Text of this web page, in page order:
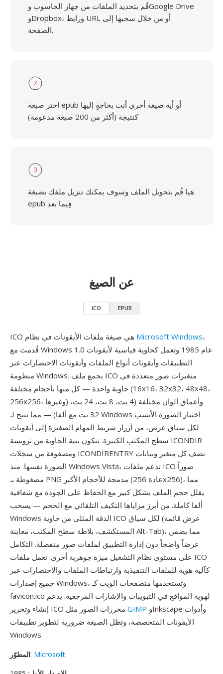
قُم بتحديد الملفات من جهاز الحاسوب وGoogle Drive
وDropbox، ورابط URL أو من خلال سحبها إلى
الصفحة.
2
اختر صيغة epub أو أية صيغة أخرى أنت بحاجةٍ إليها
كنتيجة (أكثر من 200 صيغة مدعومة)
3
هيا قُم بتحويل الملف وسوف يمكنك تنزيل ملفك بصيغة
epub فِيما بعد
عن الصيغ
ICO EPUB
Microsoft Windows،
قُدمت مع Windows 1.0 عام 1985 وتعمل كحاوية قياسية لأيقونات
التطبيقات وأيقونات أنواع الملفات وأيقونات الاختصارات عبر
منظومة Windows. يجمع ملف ICO متغيرات صور متعددة في
حاوية واحدة — كل منها بأحجام مختلفة (16x16، 32x32، 48x48،
256x256، وغيرها) وأعماق ألوان مختلفة (4 بت، 8 بت، 24 بت،
32 بت مع ألفا) — مما يتيح لـ Windows اختيار الصورة الأنسب
لكل سياق عرض، من أزرار شريط المهام الصغيرة إلى أيقونات
سطح المكتب الكبيرة. تتكون بنية الحاوية من ترويسة ICONDIR
ومصفوفة من سجلات ICONDIRENTRY تصف كل متغير وبيانات
الصورة نفسها. منذ Windows Vista، تدعم ملفات ICO صوراً
مضغوطة بـ PNG مدمجة للأحجام الأكبر (عادة 256x256)، مما
يقلل حجم الملف بشكل كبير مع الحفاظ على الجودة مع شفافية
ألفا كاملة. من أبرز مزاياها التكيف التلقائي مع الحجم — يسحب
Windows الدقة المثلى من حاوية ICO لكل سياق (عرض قائمة
المستكشف، بلاطة سطح المكتب، معاينة Alt-Tab)، مما يضمن
عرضاً واضحاً دون إدارة التطبيق لملفات صور منفصلة. التكامل
على مستوى نظام التشغيل ميزة جوهرية أخرى: تعمل ملفات ICO
كآلية هوية للملفات التنفيذية وارتباطات الملفات والاختصارات عبر
جميع إصدارات Windows، وتستخدمها متصفحات الويب كـ
favicon.ico لهوية المواقع في التبويبات والإشارات المرجعية. يدعم
GIMP
الأيقونات المتخصصة، وتظل الصيغة ضرورية لتطوير تطبيقات
Windows.
المطوّر: Microsoft